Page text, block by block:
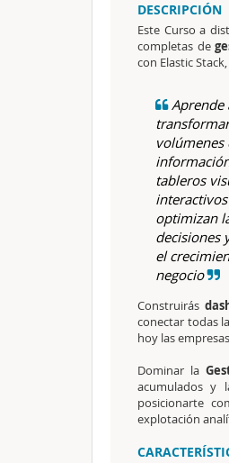
DESCRIPCIÓN
Este Curso a
completas de
con Elastic
Aprende
volúmenes
tableros
optimizan
decisiones
el
negocio
Construirás
conectar todas
hoy las
Dominar la
acumulados y
posicionarte
explotación